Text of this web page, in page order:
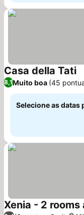
Casa della Tati
8,1Muito boa (45
Selecione as datas
Xenia - 2 rooms